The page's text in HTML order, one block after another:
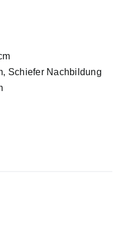
Schiefer Nachbildung